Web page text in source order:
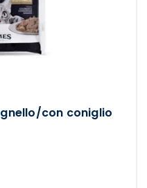
con coniglio